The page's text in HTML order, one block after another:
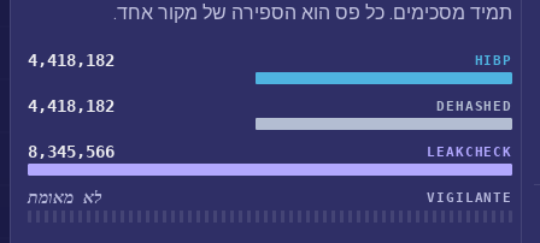
תמיד מסכימים. כל פס הוא הספירה של מקור אחד.
HIBP
4,418,182
DEHASHED
4,418,182
LEAKCHECK
8,345,566
VIGILANTE לא מאומת